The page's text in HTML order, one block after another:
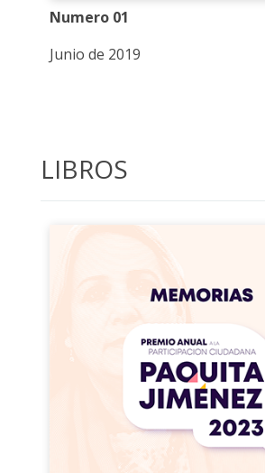
Numero 01
Junio de 2019
LIBROS